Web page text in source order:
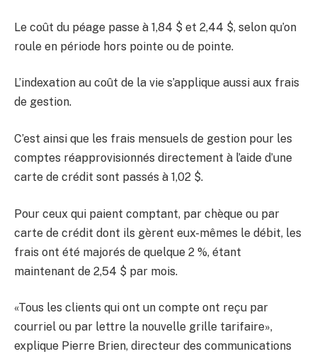
Le coût du péage passe à 1,84 $ et 2,44 $, selon qu’on
roule en période hors pointe ou de pointe.
L’indexation au coût de la vie s’applique aussi aux frais
de gestion.
C’est ainsi que les frais mensuels de gestion pour les
comptes réapprovisionnés directement à l’aide d’une
carte de crédit sont passés à 1,02 $.
Pour ceux qui paient comptant, par chèque ou par
carte de crédit dont ils gèrent eux-mêmes le débit, les
frais ont été majorés de quelque 2 %, étant
maintenant de 2,54 $ par mois.
«Tous les clients qui ont un compte ont reçu par
courriel ou par lettre la nouvelle grille tarifaire»,
explique Pierre Brien, directeur des communications